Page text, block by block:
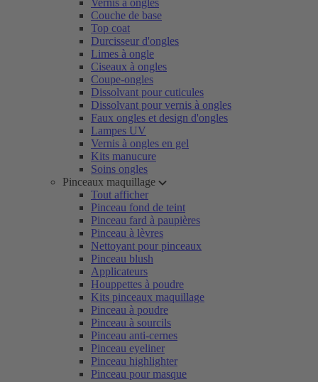
Vernis à ongles
Couche de base
Top coat
Durcisseur d'ongles
Limes à ongle
Ciseaux à ongles
Coupe-ongles
Dissolvant pour cuticules
Dissolvant pour vernis à ongles
Faux ongles et design d'ongles
Lampes UV
Vernis à ongles en gel
Kits manucure
Soins ongles
Pinceaux maquillage
Tout afficher
Pinceau fond de teint
Pinceau fard à paupières
Pinceau à lèvres
Nettoyant pour pinceaux
Pinceau blush
Applicateurs
Houppettes à poudre
Kits pinceaux maquillage
Pinceau à poudre
Pinceau à sourcils
Pinceau anti-cernes
Pinceau eyeliner
Pinceau highlighter
Pinceau pour masque